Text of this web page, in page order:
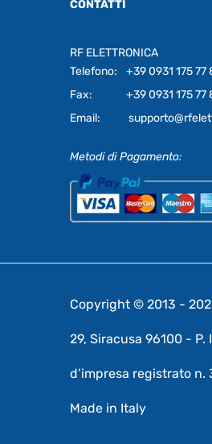
CONTATTI
RF ELETTRONICA
Telefono:
+39 0931 175 77
Fax:
+39 0931 175 77
Email:
Metodi di Pagamento:
Copyright © 2013 -
29, Siracusa 96100 -
d’impresa registrato n.
Made in Italy